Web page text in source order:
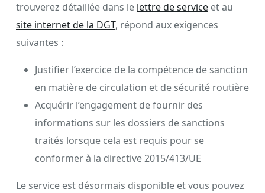
trouverez détaillée dans le lettre de service et au
site internet de la DGT, répond aux exigences
suivantes :
Justifier l’exercice de la compétence de sanction
en matière de circulation et de sécurité routière
Acquérir l’engagement de fournir des
informations sur les dossiers de sanctions
traités lorsque cela est requis pour se
conformer à la directive 2015/413/UE
Le service est désormais disponible et vous pouvez